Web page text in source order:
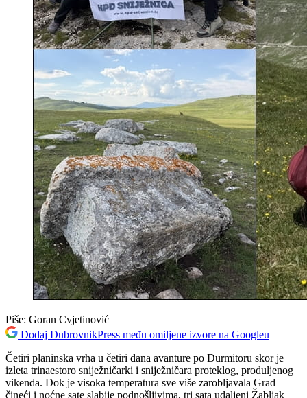
Piše: Goran Cvjetinović
Dodaj DubrovnikPress među omiljene izvore na Googleu
Četiri planinska vrha u četiri dana avanture po Durmitoru skor je
izleta trinaestoro sniježničarki i sniježničara proteklog, produljenog
vikenda. Dok je visoka temperatura sve više zarobljavala Grad
čineći i noćne sate slabije podnošljivima, tri sata udaljeni Žabljak